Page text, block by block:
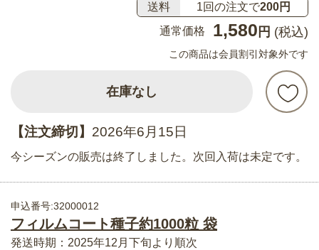
送料 1回の注文で200円
通常価格
1,580 円 (税込)
この商品は会員割引対象外です
在庫なし
【注文締切】 2026年6月15日
今シーズンの販売は終了しました。次回入荷は未定です。
申込番号:32000012
フィルムコート種子約1000粒 袋
発送時期：2025年12月下旬より順次